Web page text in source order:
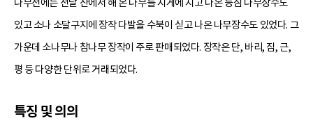
나무전에는 전날 산에서 해 온 나무를 지게에 지고 나온 등짐 나무장수도
있고 소나 소달구지에 장작 다발을 수북이 싣고 나온 나무장수도 있었다. 그
가운데 소나무나 참나무 장작이 주로 판매되었다. 장작은 단, 바리, 짐, 근,
평 등 다양한 단위로 거래되었다.
특징 및 의의